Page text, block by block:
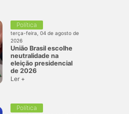
Política
terça-feira, 04 de agosto de
2026
União Brasil escolhe
neutralidade na
eleição presidencial
de 2026
Ler +
Política